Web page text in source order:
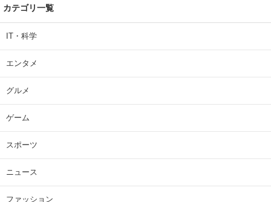
カテゴリ一覧
IT・科学
エンタメ
グルメ
ゲーム
スポーツ
ニュース
ファッション